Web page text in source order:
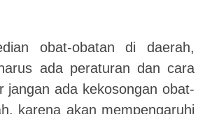
obat-obatan di daerah,
ada peraturan dan cara
jangan ada kekosongan obat-
karena akan mempengaruhi